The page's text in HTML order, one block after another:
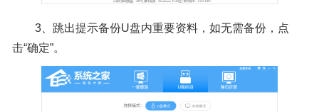
3、跳出提示备份U盘内重要资料，如无需备份，点
击“确定”。